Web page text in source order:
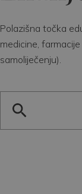
Polazišna točka
medicine,
samoliječenju).